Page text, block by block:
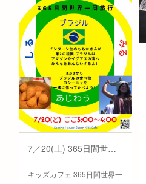
7／20(土) 365日間世界一周旅行 ブラジル編
キッズカフェ 365日間世界一